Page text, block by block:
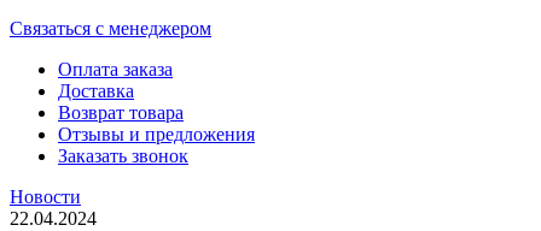
Cвязаться с менеджером
Оплата заказа
Доставка
Возврат товара
Отзывы и предложения
Заказать звонок
Новости
22.04.2024